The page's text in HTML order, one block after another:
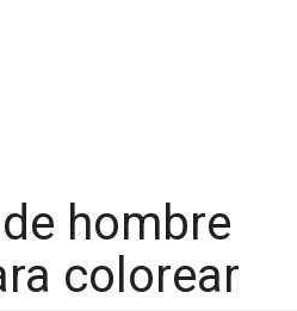
hombre
colorear